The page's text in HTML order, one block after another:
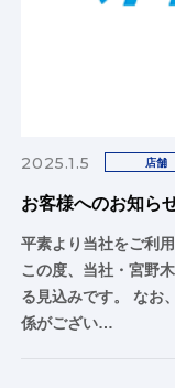
2025.1.5 店舗
お客様へのお知ら
平素より当社をご利
この度、当社・宮野
る見込みです。 なお
係がござい…